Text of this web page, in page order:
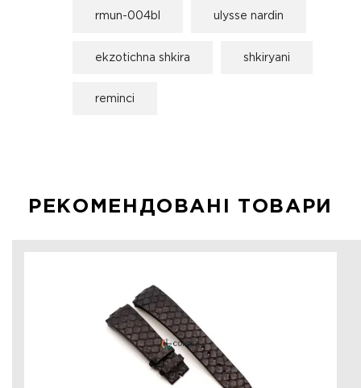
rmun-004bl ulysse nardin
ekzotichna shkira shkiryani
reminci
РЕКОМЕНДОВАНІ ТОВАРИ